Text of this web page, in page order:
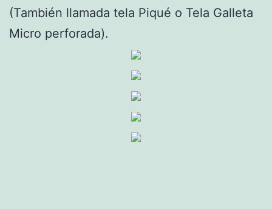
(También llamada tela Piqué o Tela Galleta
Micro perforada).